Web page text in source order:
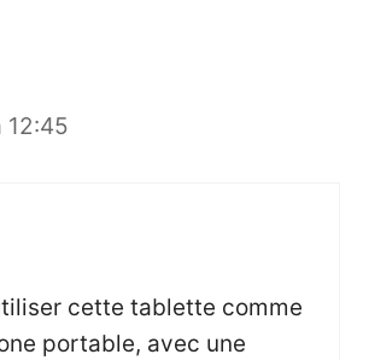
12:45
cette tablette comme
portable, avec une